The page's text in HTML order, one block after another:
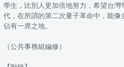
學生，比別人更加倍地努力，希望台
代，在所謂的第二次量子革命中，能
佔有一席之地。
（公共事務組編修）